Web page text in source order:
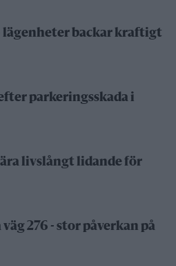
lägenheter backar kraftigt
parkeringsskada i
livslångt lidande för
276 - stor påverkan på